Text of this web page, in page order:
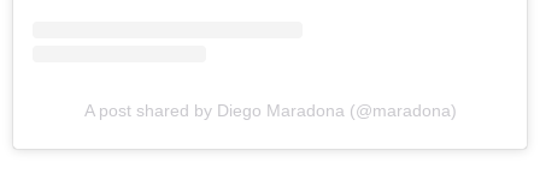
A post shared by Diego Maradona (@maradona)